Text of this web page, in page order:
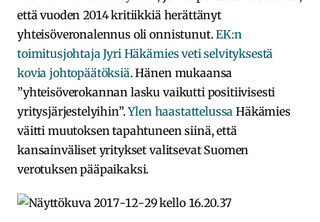
että vuoden 2014 kritiikkiä herättänyt
yhteisöveronalennus oli onnistunut.EK:n
toimitusjohtaja Jyri Häkämies veti selvityksestä
kovia johtopäätöksiä. Hänen mukaansa
”yhteisöverokannan lasku vaikutti positiivisesti
yritysjärjestelyihin”.Ylen haastattelussa Häkämies
väitti muutoksen tapahtuneen siinä, että
kansainväliset yritykset valitsevat Suomen
verotuksen pääpaikaksi.